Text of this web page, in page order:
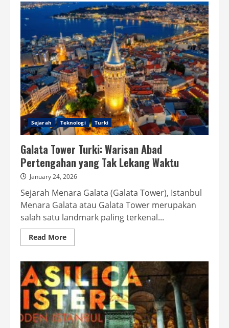
dan
Cappadocia:
Kisah
Kehidupan
di
Bawah
Tanah
Sejarah Teknologi Turki
Galata Tower Turki: Warisan Abad
Pertengahan yang Tak Lekang Waktu
January 24, 2026
Sejarah Menara Galata (Galata Tower), Istanbul
Menara Galata atau Galata Tower merupakan
salah satu landmark paling terkenal...
Read MoreRead
more
Tower
Turki:
Warisan
Abad
Pertengahan
yang
Tak
Lekang
Waktu